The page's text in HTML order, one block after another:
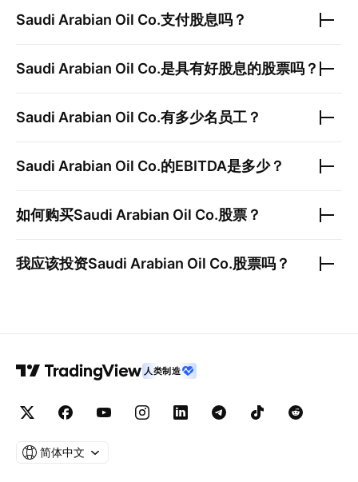
Saudi Arabian Oil Co.支付股息吗？
Saudi Arabian Oil Co.是具有好股息的股票吗？
Saudi Arabian Oil Co.有多少名员工？
Saudi Arabian Oil Co.的EBITDA是多少？
如何购买Saudi Arabian Oil Co.股票？
我应该投资Saudi Arabian Oil Co.股票吗？
人类制造
简体中文